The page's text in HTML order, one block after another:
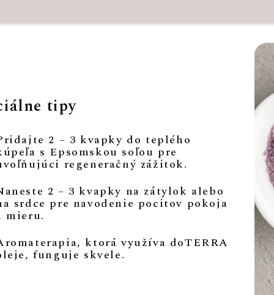
tipy
2 – 3 kvapky do teplého
s Epsomskou soľou pre
regeneračný zážitok.
2 – 3 kvapky na zátylok alebo
srdce pre navodenie pocitov pokoja
mieru.
ktorá využíva doTERRA
funguje skvele.